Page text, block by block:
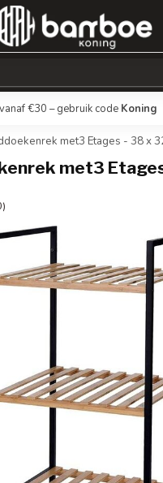
€30 – gebruik code Koning
met3 Etages - 38 x
met3